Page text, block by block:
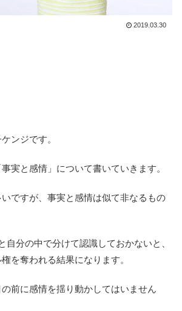
2019.03.30
ンジです。
実と感情」について書いていきます。
ですが、事実と感情は似て非なるもの
自分の中で分けて認識しておかないと、
を奪われる結果になります。
前に感情を揺り動かしてはいません